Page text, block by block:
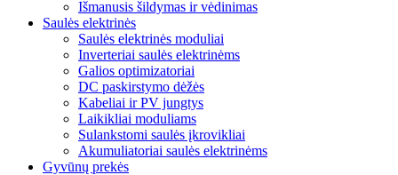
Išmanusis šildymas ir vėdinimas
Saulės elektrinės
Saulės elektrinės moduliai
Inverteriai saulės elektrinėms
Galios optimizatoriai
DC paskirstymo dėžės
Kabeliai ir PV jungtys
Laikikliai moduliams
Sulankstomi saulės įkrovikliai
Akumuliatoriai saulės elektrinėms
Gyvūnų prekės